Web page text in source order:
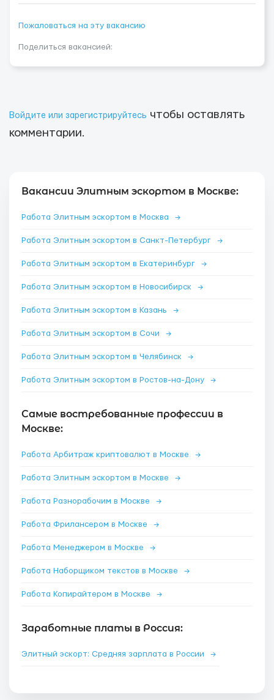
Пожаловаться на эту вакансию
Поделиться вакансией:
Войдите или зарегистрируйтесь чтобы оставлять
комментарии.
Вакансии Элитным эскортом в Москве:
Работа Элитным эскортом в Москва →
Работа Элитным эскортом в Санкт-Петербург →
Работа Элитным эскортом в Екатеринбург →
Работа Элитным эскортом в Новосибирск →
Работа Элитным эскортом в Казань →
Работа Элитным эскортом в Сочи →
Работа Элитным эскортом в Челябинск →
Работа Элитным эскортом в Ростов-на-Дону →
Самые востребованные профессии в
Москве:
Работа Арбитраж криптовалют в Москве →
Работа Элитным эскортом в Москве →
Работа Разнорабочим в Москве →
Работа Фрилансером в Москве →
Работа Менеджером в Москве →
Работа Наборщиком текстов в Москве →
Работа Копирайтером в Москве →
Заработные платы в Россия:
Элитный эскорт: Средняя зарплата в России →